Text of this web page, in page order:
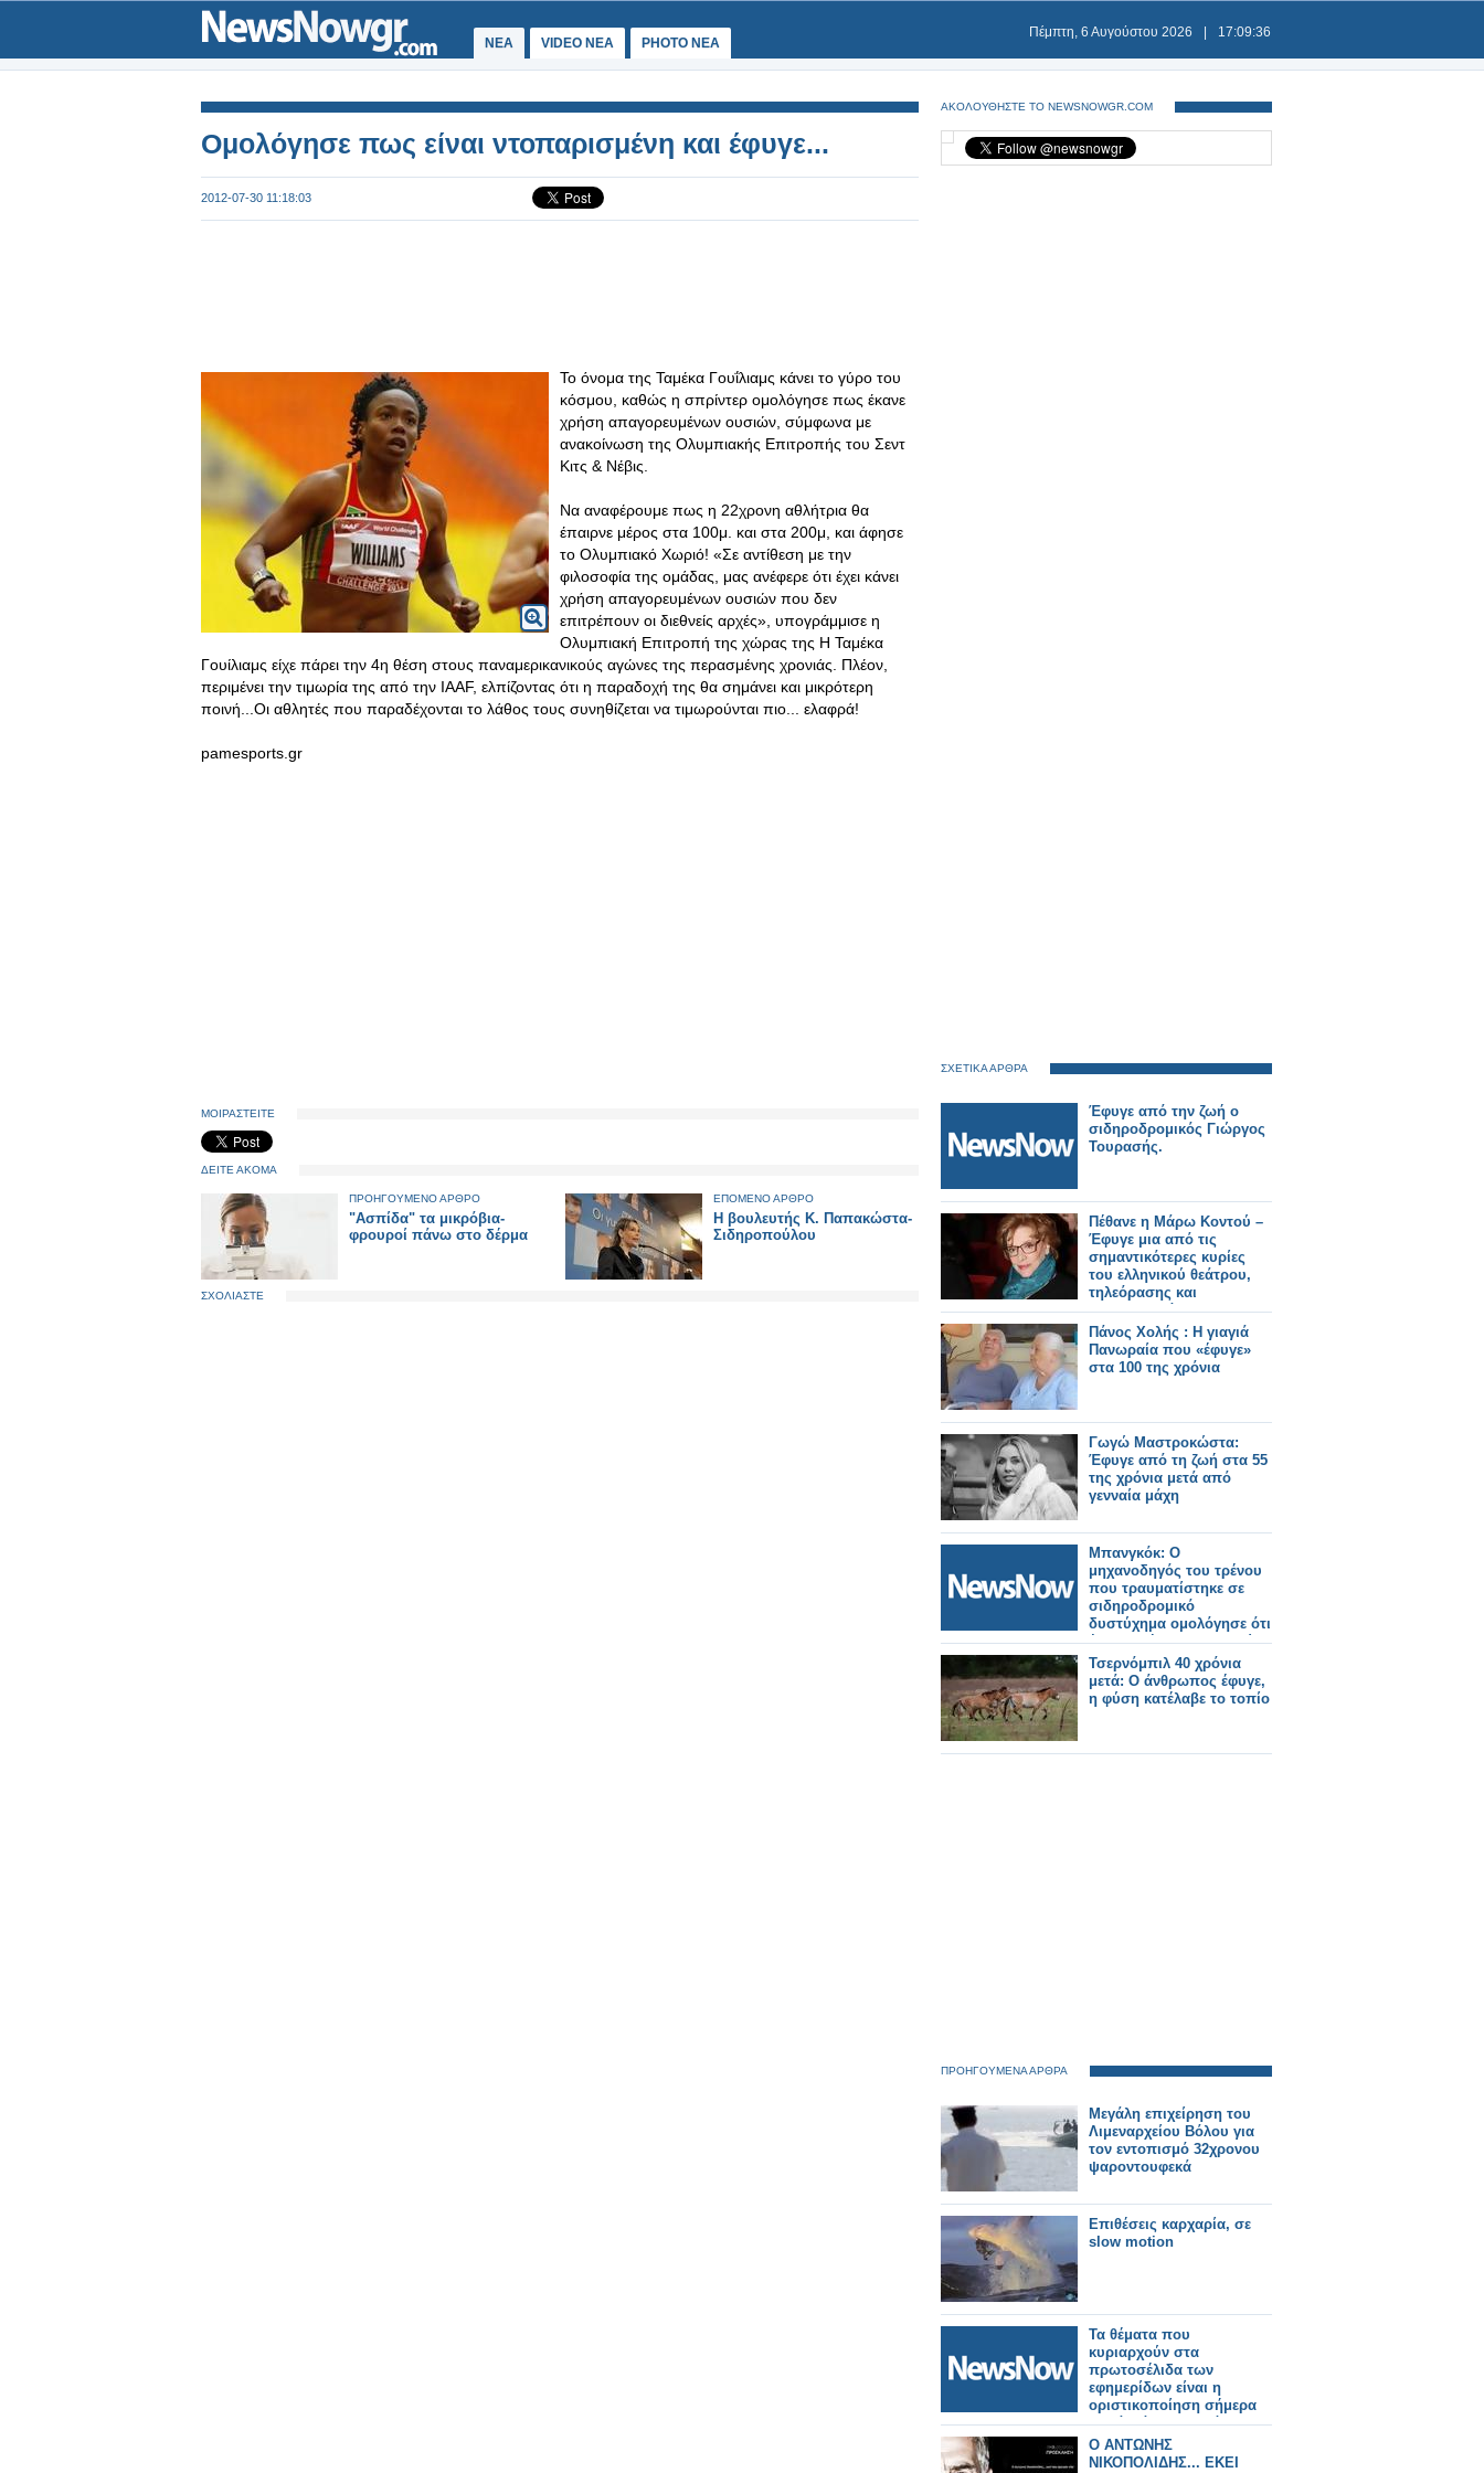
ΝΕΑ VIDEO NEA PHOTO NEA
Πέμπτη, 6 Αυγούστου 2026 17:09:37
Ομολόγησε πως είναι ντοπαρισμένη και έφυγε...
2012-07-30 11:18:03
Το όνομα της Ταμέκα Γουΐλιαμς κάνει το γύρο του
κόσμου, καθώς η σπρίντερ ομολόγησε πως έκανε
χρήση απαγορευμένων ουσιών, σύμφωνα με
ανακοίνωση της Ολυμπιακής Επιτροπής του Σεντ
Κιτς & Νέβις.
Να αναφέρουμε πως η 22χρονη αθλήτρια θα
έπαιρνε μέρος στα 100μ. και στα 200μ, και άφησε
το Ολυμπιακό Χωριό! «Σε αντίθεση με την
φιλοσοφία της ομάδας, μας ανέφερε ότι έχει κάνει
χρήση απαγορευμένων ουσιών που δεν
επιτρέπουν οι διεθνείς αρχές», υπογράμμισε η
Ολυμπιακή Επιτροπή της χώρας της Η Ταμέκα
Γουίλιαμς είχε πάρει την 4η θέση στους παναμερικανικούς αγώνες της περασμένης χρονιάς. Πλέον,
περιμένει την τιμωρία της από την IAAF, ελπίζοντας ότι η παραδοχή της θα σημάνει και μικρότερη
ποινή...Οι αθλητές που παραδέχονται το λάθος τους συνηθίζεται να τιμωρούνται πιο... ελαφρά!
pamesports.gr
ΜΟΙΡΑΣΤΕΙΤΕ
ΔΕΙΤΕ ΑΚΟΜΑ
ΠΡΟΗΓΟΥΜΕΝΟ ΑΡΘΡΟ
"Ασπίδα" τα μικρόβια-
φρουροί πάνω στο δέρμα
ΕΠΟΜΕΝΟ ΑΡΘΡΟ
Η βουλευτής Κ. Παπακώστα-
Σιδηροπούλου
ΣΧΟΛΙΑΣΤΕ
ΑΚΟΛΟΥΘΗΣΤΕ ΤΟ NEWSNOWGR.COM
ΣΧΕΤΙΚΑ ΑΡΘΡΑ
Έφυγε από την ζωή ο
σιδηροδρομικός Γιώργος
Τουρασής.
Πέθανε η Μάρω Κοντού –
Έφυγε μια από τις
σημαντικότερες κυρίες
του ελληνικού θεάτρου,
τηλεόρασης και
κινηματογράφου
Πάνος Χολής : Η γιαγιά
Πανωραία που «έφυγε»
στα 100 της χρόνια
Γωγώ Μαστροκώστα:
Έφυγε από τη ζωή στα 55
της χρόνια μετά από
γενναία μάχη
Μπανγκόκ: Ο
μηχανοδηγός του τρένου
που τραυματίστηκε σε
σιδηροδρομικό
δυστύχημα ομολόγησε ότι
έκανε χρήση ναρκωτικών.
Τσερνόμπιλ 40 χρόνια
μετά: Ο άνθρωπος έφυγε,
η φύση κατέλαβε το τοπίο
ΠΡΟΗΓΟΥΜΕΝΑ ΑΡΘΡΑ
Μεγάλη επιχείρηση του
Λιμεναρχείου Βόλου για
τον εντοπισμό 32χρονου
ψαροντουφεκά
Επιθέσεις καρχαρία, σε
slow motion
Τα θέματα που
κυριαρχούν στα
πρωτοσέλιδα των
εφημερίδων είναι η
οριστικοποίηση σήμερα
-κατά πάσα πιθανότητα-
της κυβέρνησης για μέτρα
ύψους 11,5 δισ.ευρώ την
Ο ΑΝΤΩΝΗΣ
ΝΙΚΟΠΟΛΙΔΗΣ... ΕΚΕΙ